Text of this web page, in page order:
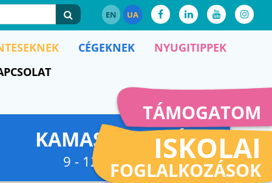
EN UA
TÁMOGATOM
ISKOLAI
FOGLALKOZÁSOK
CÉGEKNEK
NYUGITIPPEK
KAMASZFESZKÓ
9 - 12. osztályig